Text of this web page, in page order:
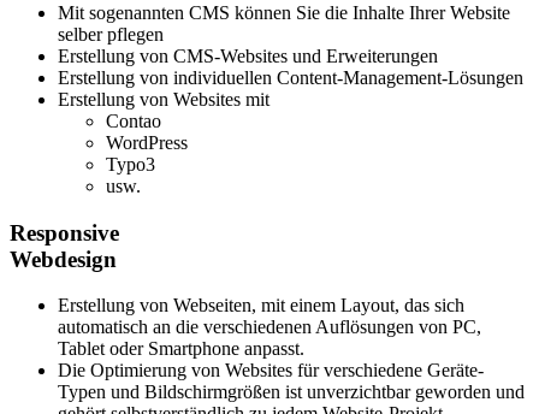
Mit sogenannten CMS können Sie die Inhalte Ihrer Website
selber pflegen
Erstellung von CMS-Websites und Erweiterungen
Erstellung von individuellen Content-Management-Lösungen
Erstellung von Websites mit
Contao
WordPress
Typo3
usw.
Responsive
Webdesign
Erstellung von Webseiten, mit einem Layout, das sich
automatisch an die verschiedenen Auflösungen von PC,
Tablet oder Smartphone anpasst.
Die Optimierung von Websites für verschiedene Geräte-
Typen und Bildschirmgrößen ist unverzichtbar geworden und